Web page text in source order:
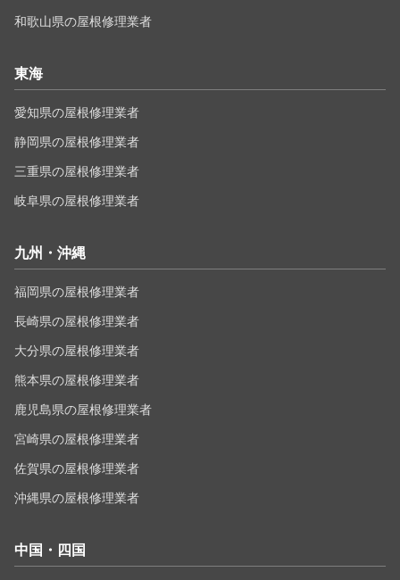
和歌山県の屋根修理業者
東海
愛知県の屋根修理業者
静岡県の屋根修理業者
三重県の屋根修理業者
岐阜県の屋根修理業者
九州・沖縄
福岡県の屋根修理業者
長崎県の屋根修理業者
大分県の屋根修理業者
熊本県の屋根修理業者
鹿児島県の屋根修理業者
宮崎県の屋根修理業者
佐賀県の屋根修理業者
沖縄県の屋根修理業者
中国・四国